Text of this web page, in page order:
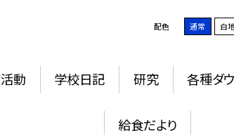
配色 通常 白
動 学校日記 研究 各種ダ
給食だより